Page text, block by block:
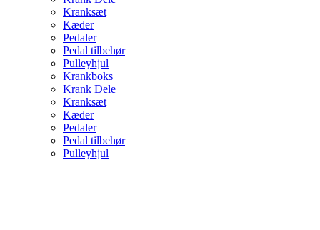
Kranksæt
Kæder
Pedaler
Pedal tilbehør
Pulleyhjul
Krankboks
Krank Dele
Kranksæt
Kæder
Pedaler
Pedal tilbehør
Pulleyhjul